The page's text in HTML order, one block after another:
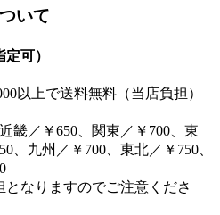
いて
可）
以上で送料無料（当店負担）
畿／￥650、関東／￥700、東
、九州／￥700、東北／￥750、
なりますのでご注意くださ